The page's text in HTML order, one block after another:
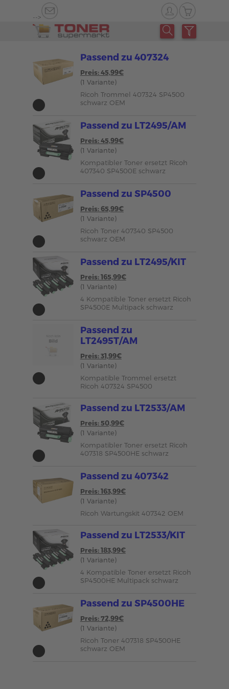
-->
Passend zu 407324
Preis: 45,99€
(1 Variante)
Ricoh Trommel 407324 SP4500
schwarz OEM
Passend zu LT2495/AM
Preis: 45,99€
(1 Variante)
Kompatibler Toner ersetzt Ricoh
407340 SP4500E schwarz
Passend zu SP4500
Preis: 65,99€
(1 Variante)
Ricoh Toner 407340 SP4500
schwarz OEM
Passend zu LT2495/KIT
Preis: 165,99€
(1 Variante)
4 Kompatible Toner ersetzt Ricoh
SP4500E Multipack schwarz
Passend zu
LT2495T/AM
Preis: 31,99€
(1 Variante)
Kompatible Trommel ersetzt
Ricoh 407324 SP4500
Passend zu LT2533/AM
Preis: 50,99€
(1 Variante)
Kompatibler Toner ersetzt Ricoh
407318 SP4500HE schwarz
Passend zu 407342
Preis: 163,99€
(1 Variante)
Ricoh Wartungskit 407342 OEM
Passend zu LT2533/KIT
Preis: 183,99€
(1 Variante)
4 Kompatible Toner ersetzt Ricoh
SP4500HE Multipack schwarz
Passend zu SP4500HE
Preis: 72,99€
(1 Variante)
Ricoh Toner 407318 SP4500HE
schwarz OEM